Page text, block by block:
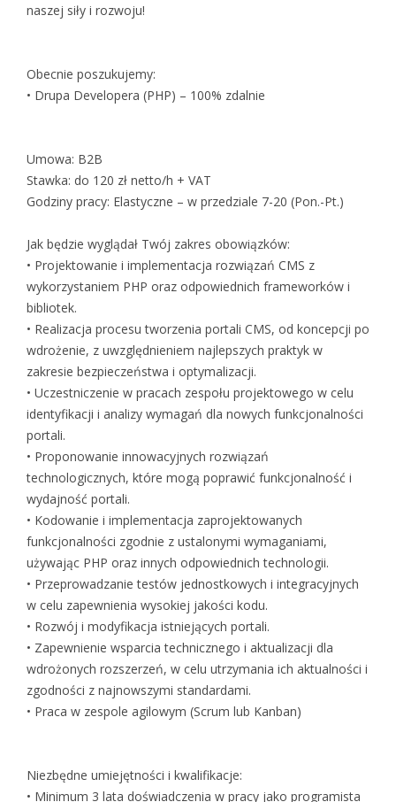
naszej siły i rozwoju!
Obecnie poszukujemy:
• Drupa Developera (PHP) – 100% zdalnie
Umowa: B2B
Stawka: do 120 zł netto/h + VAT
Godziny pracy: Elastyczne – w przedziale 7-20 (Pon.-Pt.)
Jak będzie wyglądał Twój zakres obowiązków:
• Projektowanie i implementacja rozwiązań CMS z
wykorzystaniem PHP oraz odpowiednich frameworków i
bibliotek.
• Realizacja procesu tworzenia portali CMS, od koncepcji po
wdrożenie, z uwzględnieniem najlepszych praktyk w
zakresie bezpieczeństwa i optymalizacji.
• Uczestniczenie w pracach zespołu projektowego w celu
identyfikacji i analizy wymagań dla nowych funkcjonalności
portali.
• Proponowanie innowacyjnych rozwiązań
technologicznych, które mogą poprawić funkcjonalność i
wydajność portali.
• Kodowanie i implementacja zaprojektowanych
funkcjonalności zgodnie z ustalonymi wymaganiami,
używając PHP oraz innych odpowiednich technologii.
• Przeprowadzanie testów jednostkowych i integracyjnych
w celu zapewnienia wysokiej jakości kodu.
• Rozwój i modyfikacja istniejących portali.
• Zapewnienie wsparcia technicznego i aktualizacji dla
wdrożonych rozszerzeń, w celu utrzymania ich aktualności i
zgodności z najnowszymi standardami.
• Praca w zespole agilowym (Scrum lub Kanban)
Niezbędne umiejętności i kwalifikacje:
• Minimum 3 lata doświadczenia w pracy jako programista